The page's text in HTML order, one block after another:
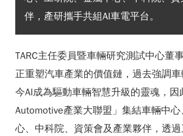
伴，產研攜手共組AI車電平台。
TARC主任委員暨車輛研究測試中心董
正重塑汽車產業的價值鏈，過去強調
今AI成為驅動車輛智慧升級的靈魂，因
Automotive產業大聯盟」集結車輛中
心、中科院、資策會及產業夥伴，透